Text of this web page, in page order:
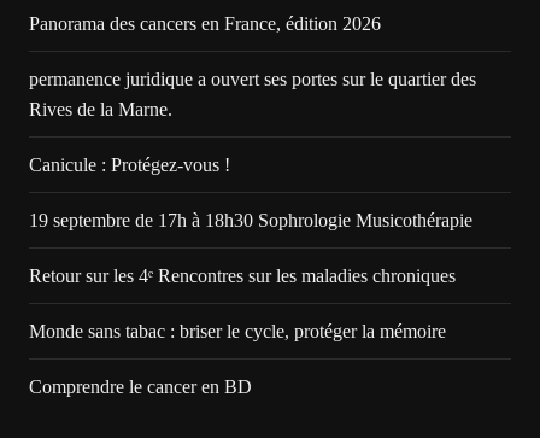
Panorama des cancers en France, édition 2026
permanence juridique a ouvert ses portes sur le quartier des
Rives de la Marne.
Canicule : Protégez-vous !
19 septembre de 17h à 18h30 Sophrologie Musicothérapie
Retour sur les 4ᵉ Rencontres sur les maladies chroniques
Monde sans tabac : briser le cycle, protéger la mémoire
Comprendre le cancer en BD